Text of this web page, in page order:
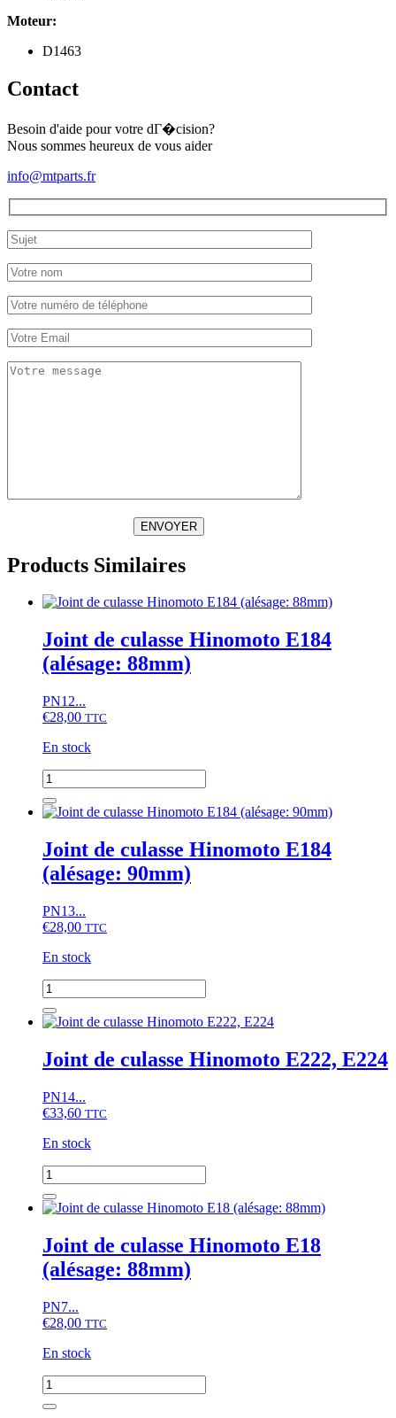
Moteur:
D1463
Contact
Besoin d'aide pour votre dГ�cision?
Nous sommes heureux de vous aider
info@mtparts.fr
ENVOYER
Products Similaires
Joint de culasse Hinomoto E184
(alésage: 88mm)
PN12...
€28,00 TTC
En stock
quantité
de
Joint
culasse
Hinomoto
E184
(alésage:
88mm)
Joint de culasse Hinomoto E184
(alésage: 90mm)
PN13...
€28,00 TTC
En stock
quantité
de
Joint
culasse
Hinomoto
(alésage:
90mm)
Joint de culasse Hinomoto E222, E224
PN14...
€33,60 TTC
En stock
quantité
de
Joint
culasse
Hinomoto
E222,
E224
Joint de culasse Hinomoto E18
(alésage: 88mm)
PN7...
€28,00 TTC
En stock
quantité
de
Joint